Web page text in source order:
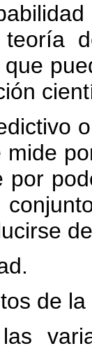
teoría
mide
por
de
las